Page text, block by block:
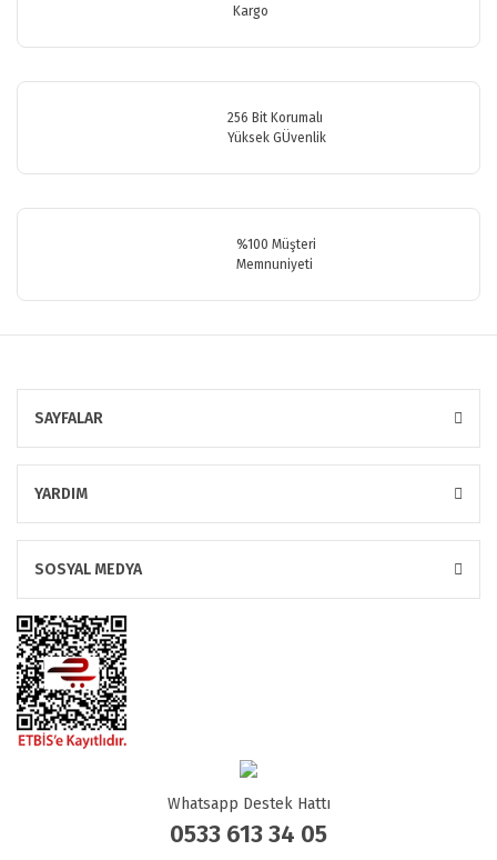
Ürün fiyatı diğer sitelerden daha pahalı.
Kargo
256 Bit Korumalı
Yüksek GÜvenlik
%100 Müşteri
Memnuniyeti
SAYFALAR
YARDIM
SOSYAL MEDYA
Whatsapp Destek Hattı
0533 613 34 05